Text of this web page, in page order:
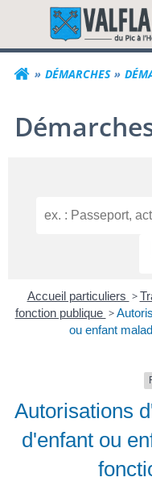
contenu
DÉMARCHES
Accueil particuliers >
fonction publique >
ou enfant
Autorisations
d'enfant ou